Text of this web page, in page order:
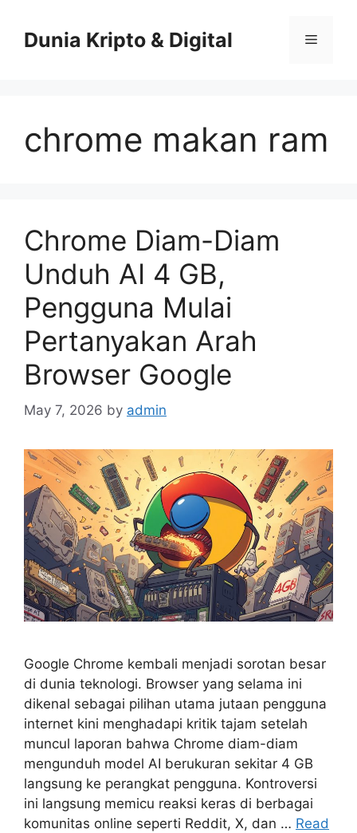
contentDunia Kripto & Digital Menu
chrome makan ram
Chrome Diam-Diam
Unduh AI 4 GB,
Pengguna Mulai
Pertanyakan Arah
Browser Google
May 7, 2026 by admin
Google Chrome kembali menjadi sorotan besar
di dunia teknologi. Browser yang selama ini
dikenal sebagai pilihan utama jutaan pengguna
internet kini menghadapi kritik tajam setelah
muncul laporan bahwa Chrome diam-diam
mengunduh model AI berukuran sekitar 4 GB
langsung ke perangkat pengguna. Kontroversi
ini langsung memicu reaksi keras di berbagai
komunitas online seperti Reddit, X, dan … Read